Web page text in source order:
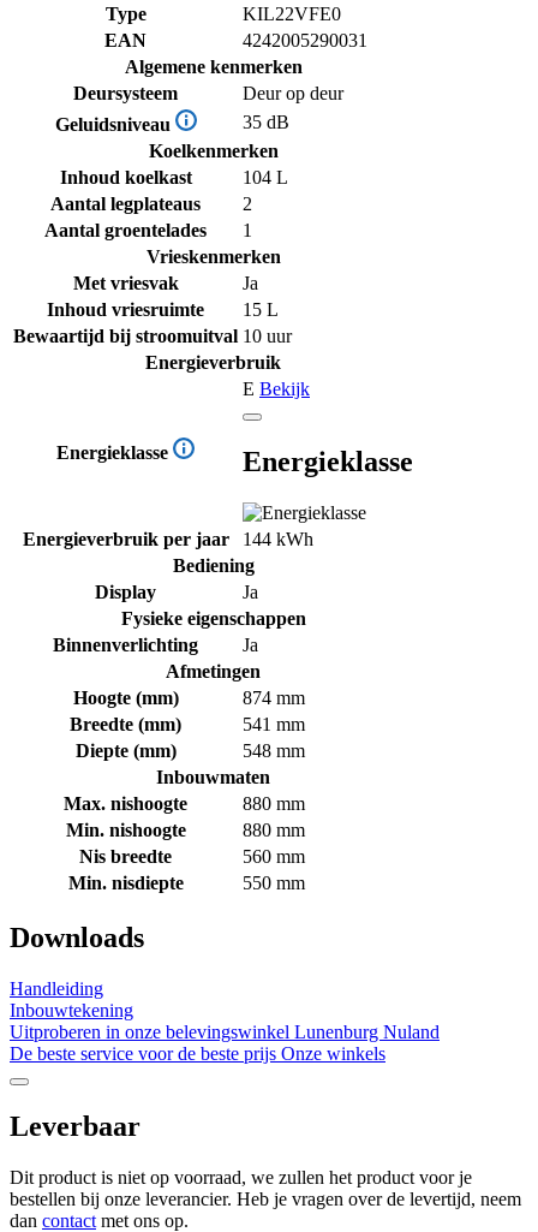
Type
KIL22VFE0
EAN
4242005290031
Algemene kenmerken
Deursysteem
Deur op deur
Geluidsniveau
35 dB
Koelkenmerken
Inhoud koelkast
104 L
Aantal legplateaus
2
Aantal groentelades
1
Vrieskenmerken
Met vriesvak
Ja
Inhoud vriesruimte
15 L
Bewaartijd bij stroomuitval 10 uur
Energieverbruik
Energieklasse
E Bekijk
Energieklasse
Energieverbruik per jaar
144 kWh
Bediening
Display
Ja
Fysieke eigenschappen
Binnenverlichting
Ja
Afmetingen
Hoogte (mm)
874 mm
Breedte (mm)
541 mm
Diepte (mm)
548 mm
Inbouwmaten
Max. nishoogte
880 mm
Min. nishoogte
880 mm
Nis breedte
560 mm
Min. nisdiepte
550 mm
Downloads
Handleiding
Inbouwtekening
Uitproberen in onze belevingswinkel Lunenburg Nuland
De beste service voor de beste prijs Onze winkels
Leverbaar
Dit product is niet op voorraad, we zullen het product voor je
bestellen bij onze leverancier. Heb je vragen over de levertijd, neem
dan contact met ons op.